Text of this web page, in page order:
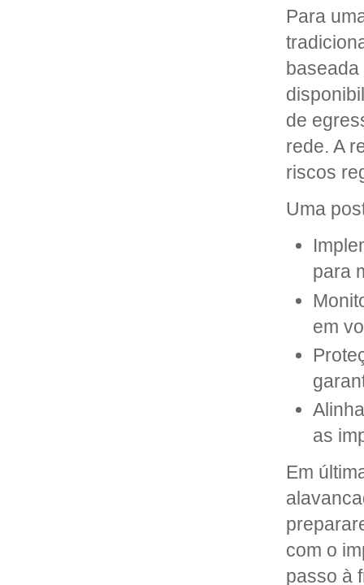
Para
de
rede. A
riscos
Uma
para
em
as
Em
com o
passo à